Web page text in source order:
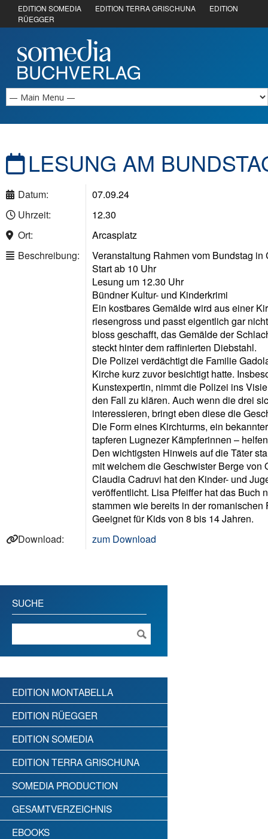
EDITION SOMEDIA EDITION TERRA GRISCHUNA
EDITION
RÜEGGER
LESUNG AM
Datum:
07.09.24
Uhrzeit:
12.30
Ort:
Arcasplatz
Beschreibung:
Veranstaltung Rahmen vom Bundstag
Start ab 10 Uhr
Lesung um 12.30 Uhr
Bündner Kultur- und Kinderkrimi
Ein kostbares Gemälde wird aus einer
riesengross und passt eigentlich gar
bloss geschafft, das Gemälde der
steckt hinter dem raffinierten Diebstahl.
Die Polizei verdächtigt die Familie
Kirche kurz zuvor besichtigt hatte.
Kunstexpertin, nimmt die Polizei ins
den Fall zu klären. Auch wenn die drei
interessieren, bringt eben diese die
Die Form eines Kirchturms, ein
tapferen Lugnezer Kämpferinnen –
Den wichtigsten Hinweis auf die Täter
mit welchem die Geschwister Berge von
Claudia Cadruvi hat den Kinder- und
veröffentlicht. Lisa Pfeiffer hat das Buch
stammen wie bereits in der
Geeignet für Kids von 8 bis 14 Jahren.
Download:
zum Download
SUCHE
EDITION MONTABELLA
EDITION RÜEGGER
EDITION SOMEDIA
EDITION TERRA GRISCHUNA
SOMEDIA PRODUCTION
GESAMTVERZEICHNIS
EBOOKS